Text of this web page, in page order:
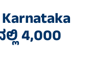
4,000